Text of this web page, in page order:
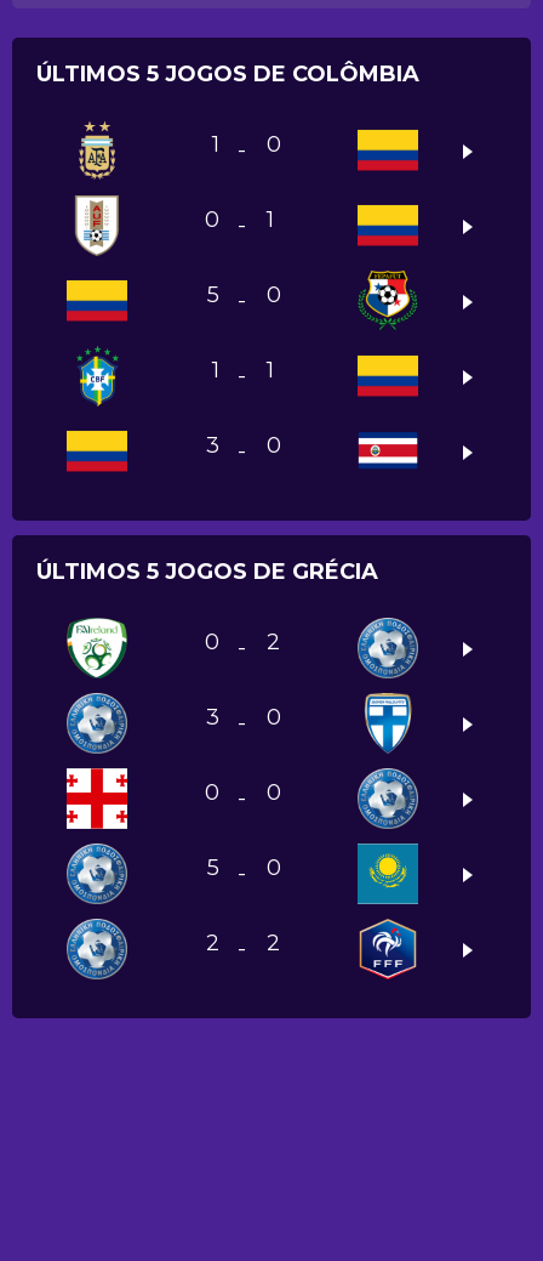
ÚLTIMOS 5 JOGOS DE COLÔMBIA
1 - 0
0 - 1
5 - 0
1 - 1
3 - 0
ÚLTIMOS 5 JOGOS DE GRÉCIA
0 - 2
3 - 0
0 - 0
5 - 0
2 - 2